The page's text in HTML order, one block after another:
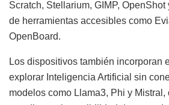
Scratch, Stellarium, GIMP,
de herramientas accesibles como
OpenBoard.
Los dispositivos también incorporan
explorar Inteligencia Artificial sin
modelos como Llama3, Phi y Mistral,